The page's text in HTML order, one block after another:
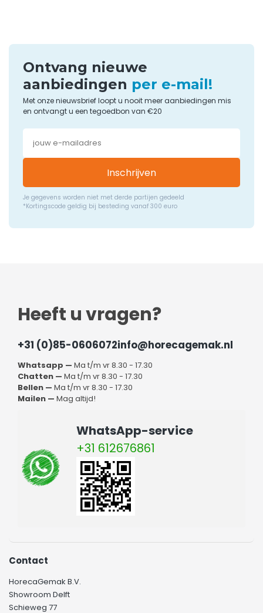
Ontvang nieuwe
aanbiedingen per e-mail!
Met onze nieuwsbrief loopt u nooit meer aanbiedingen mis
en ontvangt u een tegoedbon van €20
Inschrijven
Je gegevens worden niet met derde partijen gedeeld
*Kortingscode geldig bij besteding vanaf 300 euro
Heeft u vragen?
+31 (0)85-0606072info@horecagemak.nl
Whatsapp — Ma t/m vr 8.30 - 17.30
Chatten — Ma t/m vr 8.30 - 17.30
Bellen — Ma t/m vr 8.30 - 17.30
Mailen — Mag altijd!
WhatsApp-service
+31 612676861
Contact
HorecaGemak B.V.
Showroom Delft
Schieweg 77